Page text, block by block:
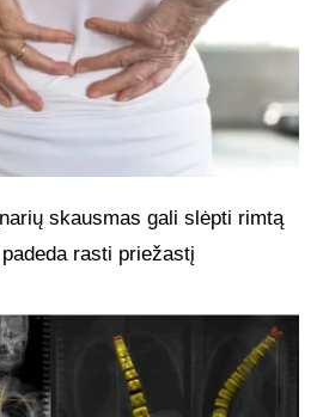
skausmas gali slėpti rimtą
rasti priežastį